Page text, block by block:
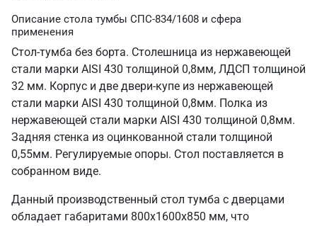
Описание стола тумбы СПС-834/1608 и сфера
применения
Стол-тумба без борта. Столешница из нержавеющей
стали марки AISI 430 толщиной 0,8мм, ЛДСП толщиной
32 мм. Корпус и две двери-купе из нержавеющей
стали марки AISI 430 толщиной 0,8мм. Полка из
нержавеющей стали марки AISI 430 толщиной 0,8мм.
Задняя стенка из оцинкованной стали толщиной
0,55мм. Регулируемые опоры. Стол поставляется в
собранном виде.
Данный производственный стол тумба с дверцами
обладает габаритами 800х1600х850 мм, что